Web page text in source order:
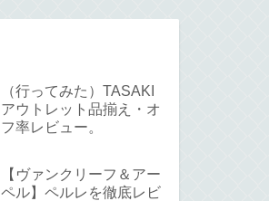
（行ってみた）TASAKI
アウトレット品揃え・オ
フ率レビュー。
【ヴァンクリーフ＆アー
ペル】ペルレを徹底レビ